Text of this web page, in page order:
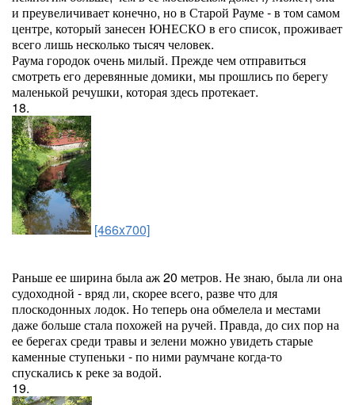
и преувеличивает конечно, но в Старой Рауме - в том самом
центре, который занесен ЮНЕСКО в его список, проживает
всего лишь несколько тысяч человек.
Раума городок очень милый. Прежде чем отправиться
смотреть его деревянные домики, мы прошлись по берегу
маленькой речушки, которая здесь протекает.
18.
[466x700]
Раньше ее ширина была аж 20 метров. Не знаю, была ли она
судоходной - вряд ли, скорее всего, разве что для
плоскодонных лодок. Но теперь она обмелела и местами
даже больше стала похожей на ручей. Правда, до сих пор на
ее берегах среди травы и зелени можно увидеть старые
каменные ступеньки - по ними раумчане когда-то
спускались к реке за водой.
19.